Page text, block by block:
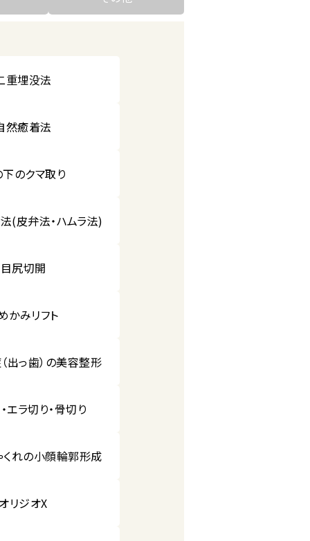
重埋没法
然癒着法
のクマ取り
(皮弁法・ハムラ法)
目尻切開
かみリフト
出っ歯）の美容整形
エラ切り・骨切り
くれの小顔輪郭形成
リジオX